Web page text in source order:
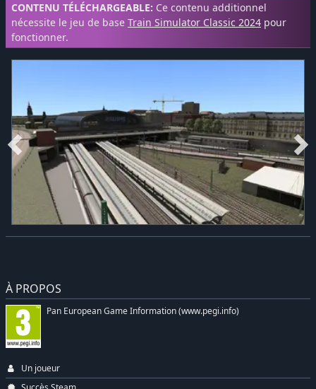
CONTENU TÉLÉCHARGEABLE: Ce contenu additionnel
nécessite le jeu de base Train Simulator Classic 2024 pour
fonctionner.
À PROPOS
Pan European Game Information (www.pegi.info)
Un joueur